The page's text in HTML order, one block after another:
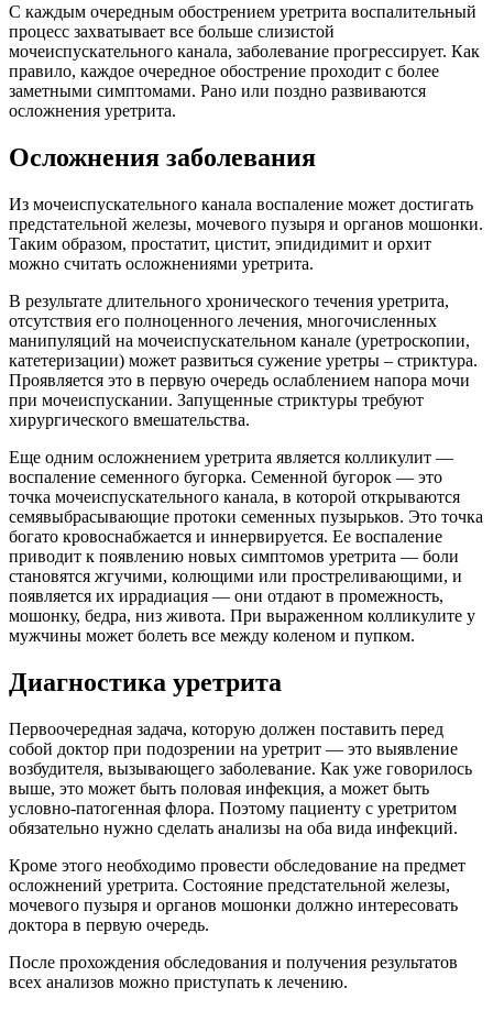
С каждым очередным обострением уретрита воспалительный
процесс захватывает все больше слизистой
мочеиспускательного канала, заболевание прогрессирует. Как
правило, каждое очередное обострение проходит с более
заметными симптомами. Рано или поздно развиваются
осложнения уретрита.
Осложнения заболевания
Из мочеиспускательного канала воспаление может достигать
предстательной железы, мочевого пузыря и органов мошонки.
Таким образом, простатит, цистит, эпидидимит и орхит
можно считать осложнениями уретрита.
В результате длительного хронического течения уретрита,
отсутствия его полноценного лечения, многочисленных
манипуляций на мочеиспускательном канале (уретроскопии,
катетеризации) может развиться сужение уретры – стриктура.
Проявляется это в первую очередь ослаблением напора мочи
при мочеиспускании. Запущенные стриктуры требуют
хирургического вмешательства.
Еще одним осложнением уретрита является колликулит —
воспаление семенного бугорка. Семенной бугорок — это
точка мочеиспускательного канала, в которой открываются
семявыбрасывающие протоки семенных пузырьков. Это точка
богато кровоснабжается и иннервируется. Ее воспаление
приводит к появлению новых симптомов уретрита — боли
становятся жгучими, колющими или простреливающими, и
появляется их иррадиация — они отдают в промежность,
мошонку, бедра, низ живота. При выраженном колликулите у
мужчины может болеть все между коленом и пупком.
Диагностика уретрита
Первоочередная задача, которую должен поставить перед
собой доктор при подозрении на уретрит — это выявление
возбудителя, вызывающего заболевание. Как уже говорилось
выше, это может быть половая инфекция, а может быть
условно-патогенная флора. Поэтому пациенту с уретритом
обязательно нужно сделать анализы на оба вида инфекций.
Кроме этого необходимо провести обследование на предмет
осложнений уретрита. Состояние предстательной железы,
мочевого пузыря и органов мошонки должно интересовать
доктора в первую очередь.
После прохождения обследования и получения результатов
всех анализов можно приступать к лечению.